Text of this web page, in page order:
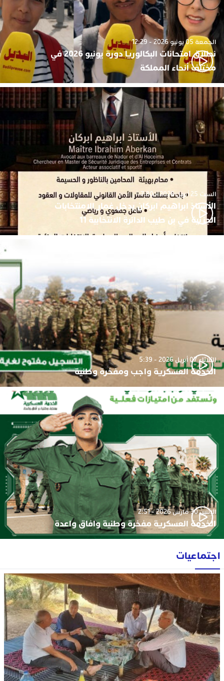
الجمعة 05 يونيو 2026 - 12:29
نطلاق امتحانات البكالوريا دورة يونيو 2026 في
مختلف أنحاء المملكة
السبت 25 أبريل 2026 - 7:30
الأستاذ ابراهيم ابركان يدخل غمار الامنتخابات
الجزئية في بن طيب الدائرة الانتخابية 11
الثلاثاء 07 أبريل 2026 - 5:39
الخدمة العسكرية واجب ومفخرة وطنية
الإثنين 30 مارس 2026 - 2:51
الخدمة العسكرية مفخرة وطنية وافاق واعدة
اجتماعيات